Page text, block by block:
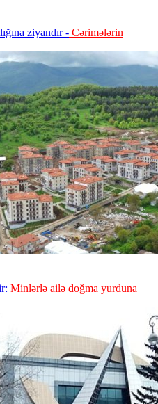
ziyandır - Cərimələrin
Minlərlə ailə doğma yurduna